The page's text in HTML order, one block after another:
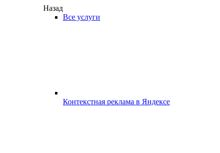
Назад
Все услуги
Контекстная реклама в Яндексе